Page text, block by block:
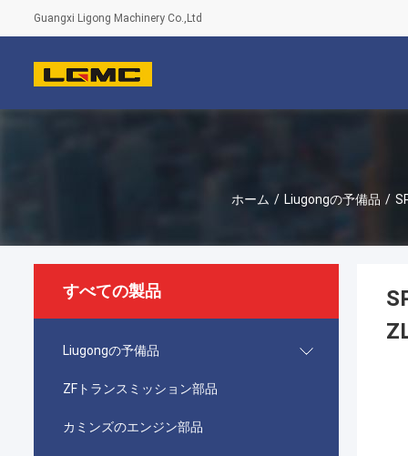
Guangxi Ligong Machinery Co.,Ltd
ホーム / Liugongの予備品 /
すべての製品
Liugongの予備品
ZFトランスミッション部品
カミンズのエンジン部品